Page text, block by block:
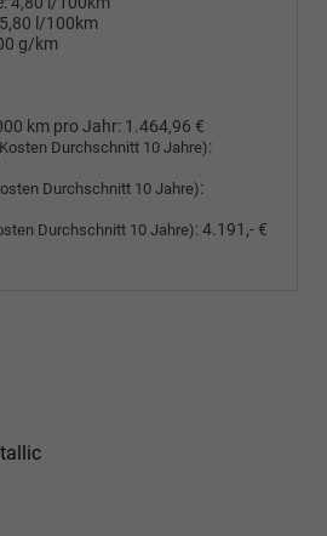
5,80 l/100km
g/km
km pro Jahr: 1.464,96 €
Durchschnitt 10 Jahre):
Durchschnitt 10 Jahre):
Durchschnitt 10 Jahre):4.191,- €